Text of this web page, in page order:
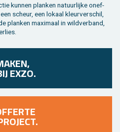
kun­nen plan­ken na­tuur­lij­ke on­ef­
scheur, een lo­kaal kleur­ver­schil,
plan­ken maxi­maal in wild­ver­band,
EXZO.